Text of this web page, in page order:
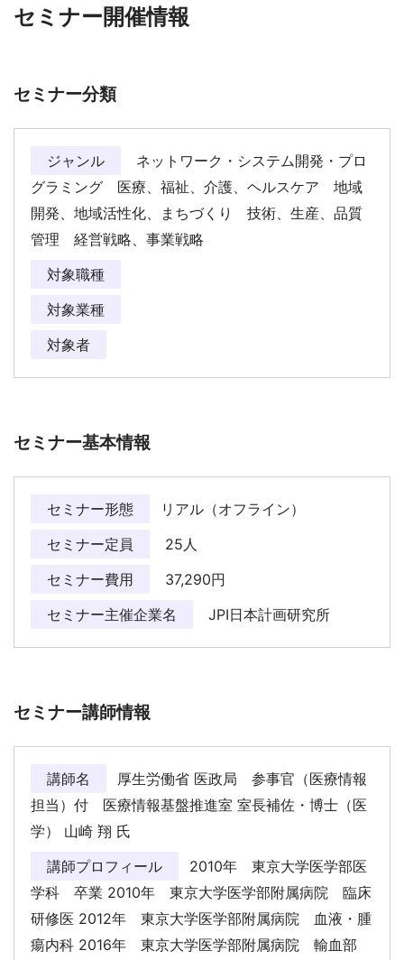
セミナー開催情報
セミナー分類
ジャンル
ネットワーク・システム開発・プロ
グラミング 医療、福祉、介護、ヘルスケア 地域
開発、地域活性化、まちづくり 技術、生産、品質
管理 経営戦略、事業戦略
対象職種
対象業種
対象者
セミナー基本情報
セミナー形態
リアル（オフライン）
セミナー定員
25人
セミナー費用
37,290円
セミナー主催企業名
JPI日本計画研究所
セミナー講師情報
講師名
厚生労働省 医政局 参事官（医療情報
担当）付 医療情報基盤推進室 室長補佐・博士（医
学） 山崎 翔 氏
講師プロフィール
2010年 東京大学医学部医
学科 卒業 2010年 東京大学医学部附属病院 臨床
研修医 2012年 東京大学医学部附属病院 血液・腫
瘍内科 2016年 東京大学医学部附属病院 輸血部